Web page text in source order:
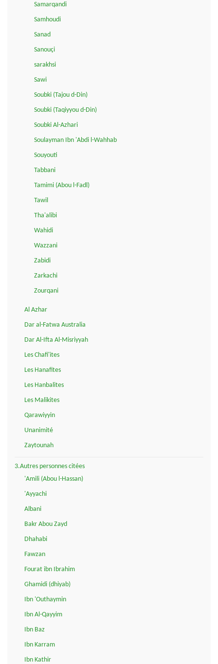
Samarqandi
Samhoudi
Sanad
Sanouçi
sarakhsi
Sawi
Soubki (Tajou d-Din)
Soubki (Taqiyyou d-Din)
Soubki Al-Azhari
Soulayman Ibn 'Abdi l-Wahhab
Souyouti
Tabbani
Tamimi (Abou l-Fadl)
Tawil
Tha'alibi
Wahidi
Wazzani
Zabidi
Zarkachi
Zourqani
Al Azhar
Dar al-Fatwa Australia
Dar Al-Ifta Al-Misriyyah
Les Chafi'ites
Les Hanafites
Les Hanbalites
Les Malikites
Qarawiyyin
Unanimité
Zaytounah
3.Autres personnes citées
'Amili (Abou l-Hassan)
'Ayyachi
Albani
Bakr Abou Zayd
Dhahabi
Fawzan
Fourat ibn Ibrahim
Ghamidi (dhiyab)
Ibn 'Outhaymin
Ibn Al-Qayyim
Ibn Baz
Ibn Karram
Ibn Kathir